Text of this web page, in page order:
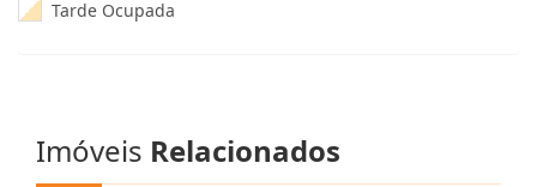
Tarde Ocupada
Imóveis Relacionados